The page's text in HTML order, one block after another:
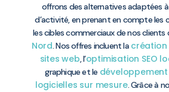
offrons des alternatives adaptées
d’activité, en prenant en compte les
les cibles commerciaux de nos clients
Nord. Nos offres incluent la
sites web, l’optimisation SEO
graphique et le
logicielles sur mesure. Grâce à